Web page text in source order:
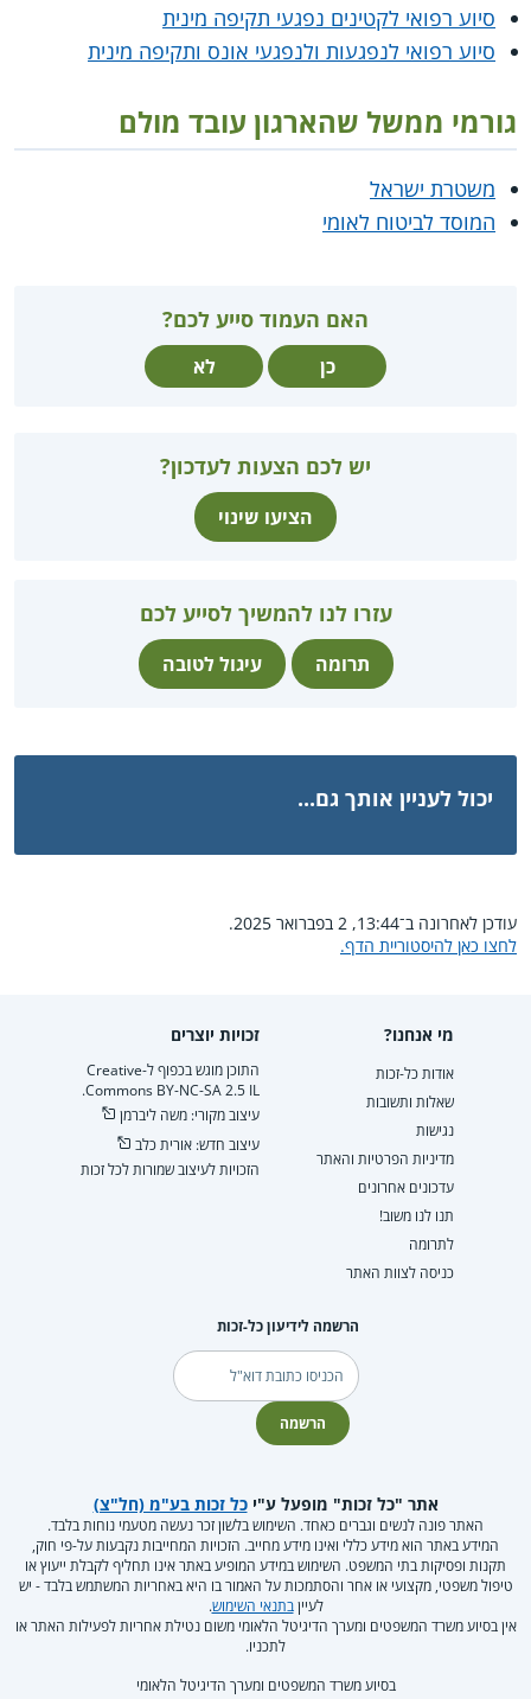
סיוע רפואי לקטינים נפגעי תקיפה מינית
סיוע רפואי לנפגעות ולנפגעי אונס ותקיפה מינית
גורמי ממשל שהארגון עובד מולם
משטרת ישראל
המוסד לביטוח לאומי
האם העמוד סייע לכם?
כן לא
יש לכם הצעות לעדכון?
הציעו שינוי
עזרו לנו להמשיך לסייע לכם
תרומה עיגול לטובה
יכול לעניין אותך גם...
עודכן לאחרונה ב־13:44, 2 בפברואר 2025.
לחצו כאן להיסטוריית הדף.
מי אנחנו?
אודות כל-זכות
שאלות ותשובות
נגישות
מדיניות הפרטיות והאתר
עדכונים אחרונים
תנו לנו משוב!
לתרומה
כניסה לצוות האתר
זכויות יוצרים
התוכן מוגש בכפוף ל-Creative
Commons BY-NC-SA 2.5 IL.
עיצוב מקורי: משה ליברמן
עיצוב חדש: אורית כלב
הזכויות לעיצוב שמורות לכל זכות
הרשמה לידיעון כל-זכות
דוא"ל
הרשמה
אתר "כל זכות" מופעל ע"יכל זכות בע"מ (חל"צ)
האתר פונה לנשים וגברים כאחד. השימוש בלשון זכר נעשה מטעמי נוחות בלבד.
המידע באתר הוא מידע כללי ואינו מידע מחייב. הזכויות המחייבות נקבעות על-פי חוק,
תקנות ופסיקות בתי המשפט. השימוש במידע המופיע באתר אינו תחליף לקבלת ייעוץ או
טיפול משפטי, מקצועי או אחר והסתמכות על האמור בו היא באחריות המשתמש בלבד - יש
לעייןבתנאי השימוש.
אין בסיוע משרד המשפטים ומערך הדיגיטל הלאומי משום נטילת אחריות לפעילות האתר או
לתכניו.
בסיוע משרד המשפטים ומערך הדיגיטל הלאומי